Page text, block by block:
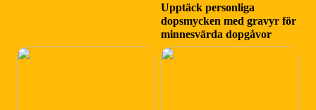
Upptäck personliga
dopsmycken med gravyr för
minnesvärda dopgåvor